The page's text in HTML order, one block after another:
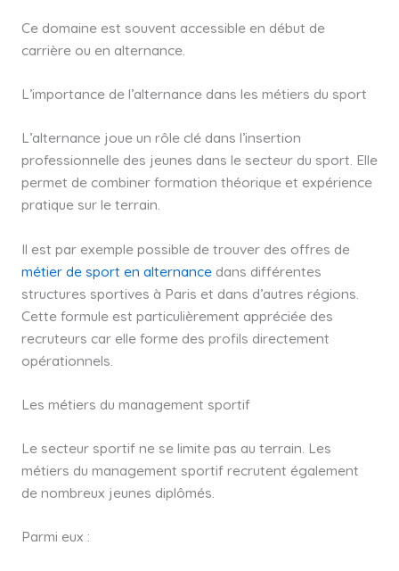
Ce domaine est souvent accessible en début de
carrière ou en alternance.
L’importance de l’alternance dans les métiers du sport
L’alternance joue un rôle clé dans l’insertion
professionnelle des jeunes dans le secteur du sport. Elle
permet de combiner formation théorique et expérience
pratique sur le terrain.
Il est par exemple possible de trouver des offres de
métier de sport en alternancedans différentes
structures sportives à Paris et dans d’autres régions.
Cette formule est particulièrement appréciée des
recruteurs car elle forme des profils directement
opérationnels.
Les métiers du management sportif
Le secteur sportif ne se limite pas au terrain. Les
métiers du management sportif recrutent également
de nombreux jeunes diplômés.
Parmi eux :